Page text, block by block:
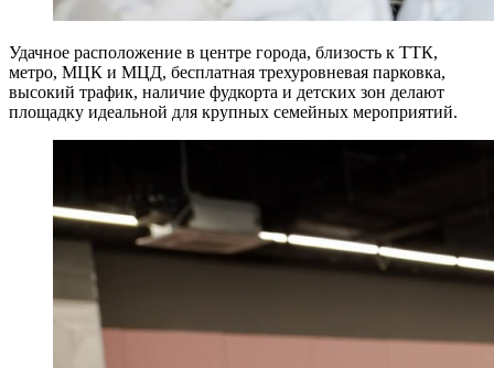
Удачное расположение в центре города, близость к ТТК,
метро, МЦК и МЦД, бесплатная трехуровневая парковка,
высокий трафик, наличие фудкорта и детских зон делают
площадку идеальной для крупных семейных мероприятий.